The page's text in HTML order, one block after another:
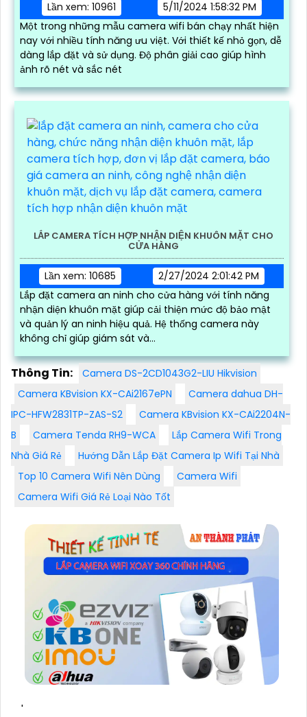
Lần xem: 10961
5/11/2024 1:58:32 PM
Một trong những mẫu camera wifi bán chạy nhất hiện
nay với nhiều tính năng ưu việt. Với thiết kế nhỏ gọn, dễ
dàng lắp đặt và sử dụng. Độ phân giải cao giúp hình
ảnh rõ nét và sắc nét
LẮP CAMERA TÍCH HỢP NHẬN DIỆN KHUÔN MẶT CHO
CỬA HÀNG
Lần xem: 10685
2/27/2024 2:01:42 PM
Lắp đặt camera an ninh cho cửa hàng với tính năng
nhận diện khuôn mặt giúp cải thiện mức độ bảo mật
và quản lý an ninh hiệu quả. Hệ thống camera này
không chỉ giúp giám sát và...
Thông Tin:
Camera DS-2CD1043G2-LIU Hikvision
Camera KBvision KX-CAi2167ePN
Camera dahua DH-
IPC-HFW2831TP-ZAS-S2
Camera KBvision KX-CAi2204N-
B
Camera Tenda RH9-WCA
Lắp Camera Wifi Trong
Nhà Giá Rẻ
Hướng Dẫn Lắp Đặt Camera Ip Wifi Tại Nhà
Top 10 Camera Wifi Nên Dùng
Camera Wifi
Camera Wifi Giá Rẻ Loại Nào Tốt
'